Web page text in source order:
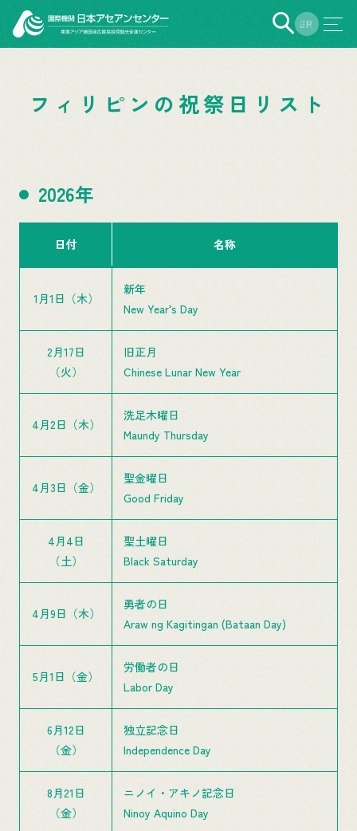
EN
JP
フィリピンの祝祭日リスト
2026年
日付 名称
1月1日（木）
新年
New Year’s Day
2月17日
（火）
旧正月
Chinese Lunar New Year
4月2日（木）
洗足木曜日
Maundy Thursday
4月3日（金）
聖金曜日
Good Friday
4月4日
（土）
聖土曜日
Black Saturday
4月9日（木）
勇者の日
Araw ng Kagitingan (Bataan Day)
5月1日（金）
労働者の日
Labor Day
6月12日
（金）
独立記念日
Independence Day
8月21日
（金）
ニノイ・アキノ記念日
Ninoy Aquino Day